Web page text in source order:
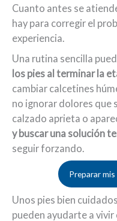
Cuanto antes se
hay para corregir el
experiencia.
Una rutina sencilla
los pies al terminar la
cambiar calcetines
no ignorar dolores que
calzado aprieta o
y buscar una solución
seguir forzando.
Preparar
Unos pies bien
pueden ayudarte a